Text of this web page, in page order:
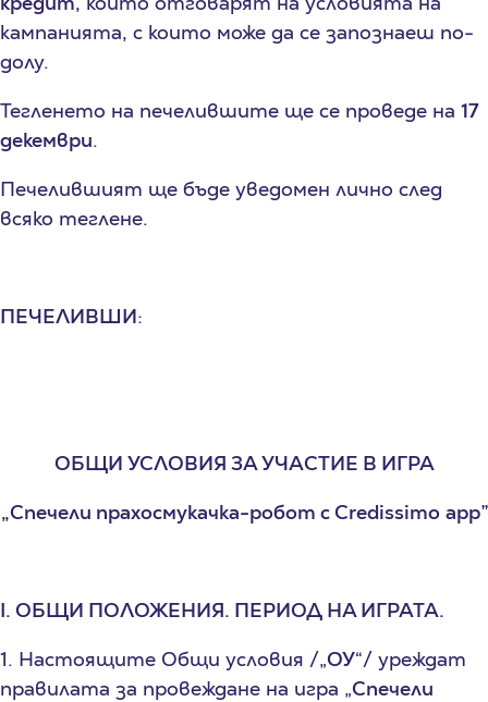
кампанията, с които може да се запознаеш по-
долу.
Тегленето на печелившите ще се проведе на 17
декември.
Печелившият ще бъде уведомен лично след
всяко теглене.
ПЕЧЕЛИВШИ:
ОБЩИ УСЛОВИЯ ЗА УЧАСТИЕ В ИГРА
„Спечели прахосмукачка-робот сCredissimo app”
I. ОБЩИ ПОЛОЖЕНИЯ. ПЕРИОД НА ИГРАТА.
1. Настоящите Общи условия /„ОУ“/ уреждат
правилата за провеждане на игра „Спечели